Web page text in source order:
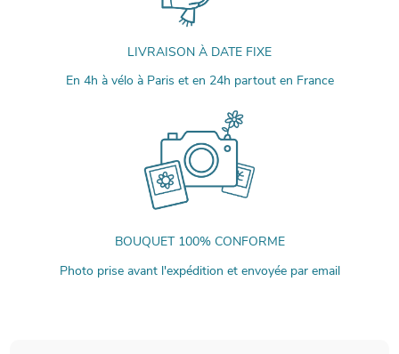
LIVRAISON À DATE FIXE
En 4h à vélo à Paris et en 24h partout en France
BOUQUET 100% CONFORME
Photo prise avant l'expédition et envoyée par email